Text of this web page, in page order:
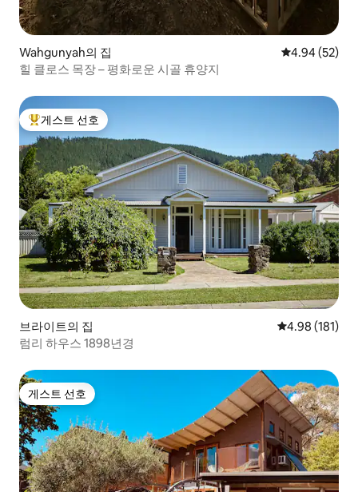
Wahgunyah의 집 평점 4.94점(5
4.94 (52)
힐 클로스 목장 – 평화로운 시골 휴양지
상위 게스트 선호
게스트 선호
브라이트의 집 평점 4.98점(5
4.98 (181)
럼리 하우스 1898년경
게스트 선호
게스트 선호